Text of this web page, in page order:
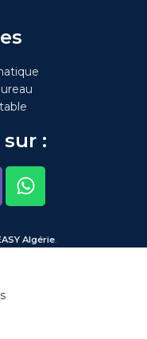
:
Algérie.